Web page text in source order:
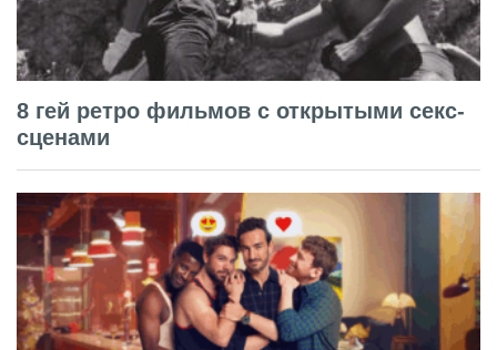
8 гей ретро фильмов с открытыми секс-
сценами